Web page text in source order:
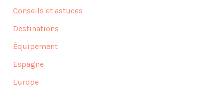
Conseils et astuces
Destinations
Équipement
Espagne
Europe